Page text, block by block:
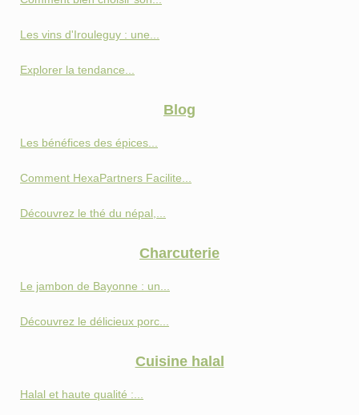
Les vins d'Irouleguy : une...
Explorer la tendance...
Blog
Les bénéfices des épices...
Comment HexaPartners Facilite...
Découvrez le thé du népal,...
Charcuterie
Le jambon de Bayonne : un...
Découvrez le délicieux porc...
Cuisine halal
Halal et haute qualité :...